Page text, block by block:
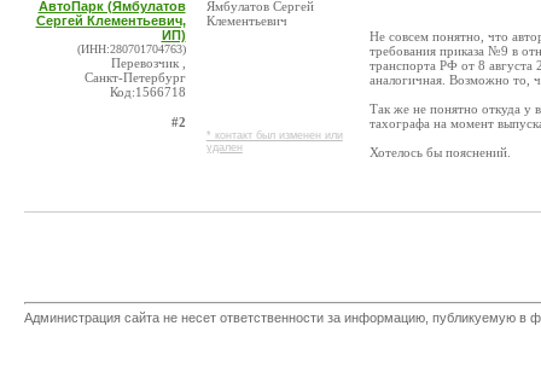
АвтоПарк (Ямбулатов
Сергей Клементьевич,
ИП)
(ИНН:280701704763)
Перевозчик ,
Санкт-Петербург
Код:1566718
#2
Ямбулатов Сергей
Клементьевич
* контакт был изменен или
удален
Не совсем понятно, что
требования приказа №9 в
транспорта РФ от 8
аналогичная. Возможно то,
Так же не понятно откуда у
тахографа на момент
Хотелось бы пояснений.
Администрация сайта не несет ответственности за информацию, публикуемую